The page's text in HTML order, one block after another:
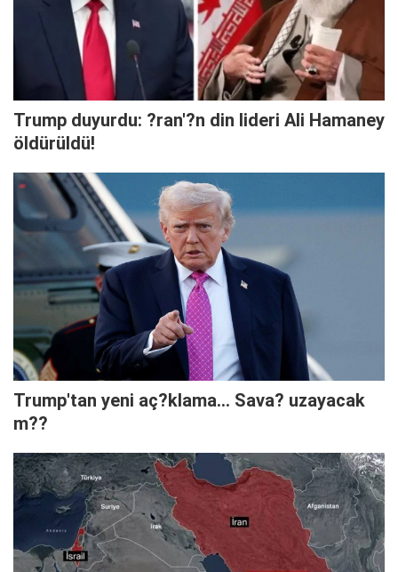
Trump duyurdu: ?ran'?n din lideri Ali Hamaney
öldürüldü!
Trump'tan yeni aç?klama... Sava? uzayacak
m??